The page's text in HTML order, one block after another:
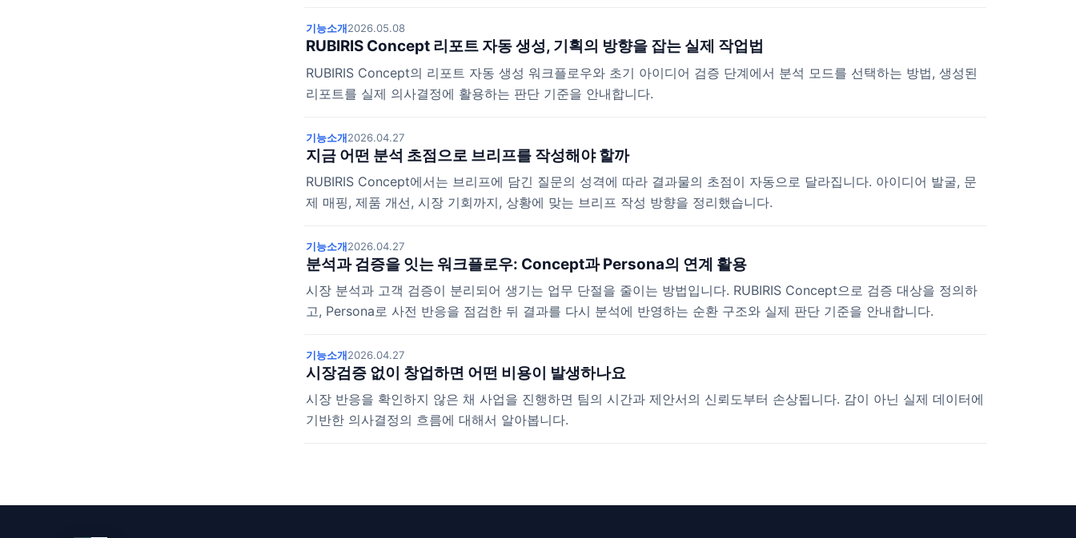
기능소개2026.05.08
RUBIRIS Concept 리포트 자동 생성, 기획의 방향을 잡는 실제 작업법
RUBIRIS Concept의 리포트 자동 생성 워크플로우와 초기 아이디어 검증 단계에서 분석 모드를 선택하는 방법, 생성된
리포트를 실제 의사결정에 활용하는 판단 기준을 안내합니다.
기능소개2026.04.27
지금 어떤 분석 초점으로 브리프를 작성해야 할까
RUBIRIS Concept에서는 브리프에 담긴 질문의 성격에 따라 결과물의 초점이 자동으로 달라집니다. 아이디어 발굴, 문
제 매핑, 제품 개선, 시장 기회까지, 상황에 맞는 브리프 작성 방향을 정리했습니다.
기능소개2026.04.27
분석과 검증을 잇는 워크플로우: Concept과 Persona의 연계 활용
시장 분석과 고객 검증이 분리되어 생기는 업무 단절을 줄이는 방법입니다. RUBIRIS Concept으로 검증 대상을 정의하
고, Persona로 사전 반응을 점검한 뒤 결과를 다시 분석에 반영하는 순환 구조와 실제 판단 기준을 안내합니다.
기능소개2026.04.27
시장검증 없이 창업하면 어떤 비용이 발생하나요
시장 반응을 확인하지 않은 채 사업을 진행하면 팀의 시간과 제안서의 신뢰도부터 손상됩니다. 감이 아닌 실제 데이터에
기반한 의사결정의 흐름에 대해서 알아봅니다.